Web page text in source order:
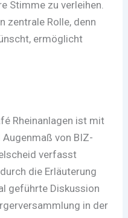
Stimme zu verleihen.
zentrale Rolle, denn
ermöglicht
Rheinanlagen ist mit
von BIZ-
verfasst
die Erläuterung
geführte Diskussion
in der